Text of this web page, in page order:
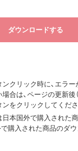
の取扱説明書をご覧く
注意
合は、ファームウェア
ケット通信量の超過に
ます。発生した通信費
報は、本体の設定画面
［設定初期化］で［設定
ことができます。［設定
が保証契約に基づく修
約約款、およびそれに
ソフトウェアといいます
・ファームウェア・ドラ
アといいます）の使用
に規定する条件で、本
ダウンロードする
クリック時に、エラ
合は、ページの更新後
をクリックしてくださ
本国外で購入された
購入された商品のダ